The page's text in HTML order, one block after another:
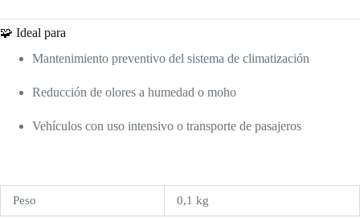
🧩 Ideal para
Mantenimiento preventivo del sistema de climatización
Reducción de olores a humedad o moho
Vehículos con uso intensivo o transporte de pasajeros
Peso 0,1 kg